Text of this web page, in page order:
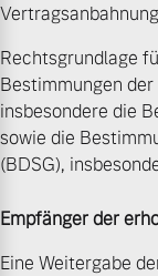
Rechtsgrundlage
Bestimmungen
insbesondere die
sowie die
(BDSG),
Empfänger der
Eine Weitergabe